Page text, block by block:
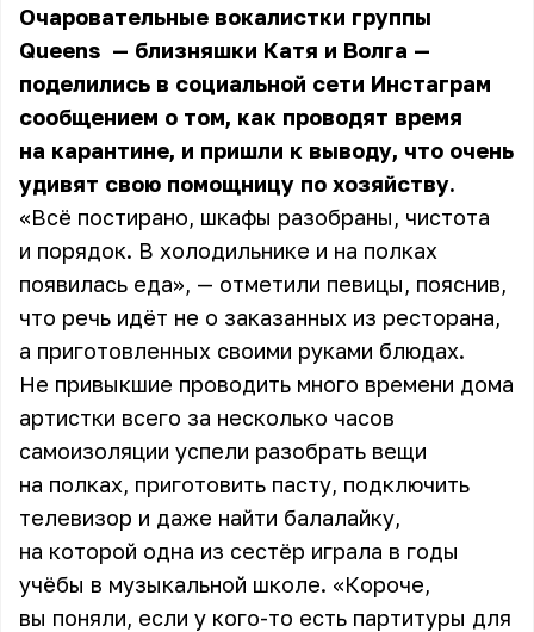
Очаровательные вокалистки группы
Queens — близняшки Катя и Волга —
поделились в социальной сети Инстаграм
сообщением о том, как проводят время
на карантине, и пришли к выводу, что очень
удивят свою помощницу по хозяйству.
«Всё постирано, шкафы разобраны, чистота
и порядок. В холодильнике и на полках
появилась еда», — отметили певицы, пояснив,
что речь идёт не о заказанных из ресторана,
а приготовленных своими руками блюдах.
Не привыкшие проводить много времени дома
артистки всего за несколько часов
самоизоляции успели разобрать вещи
на полках, приготовить пасту, подключить
телевизор и даже найти балалайку,
на которой одна из сестёр играла в годы
учёбы в музыкальной школе. «Короче,
вы поняли, если у кого-то есть партитуры для